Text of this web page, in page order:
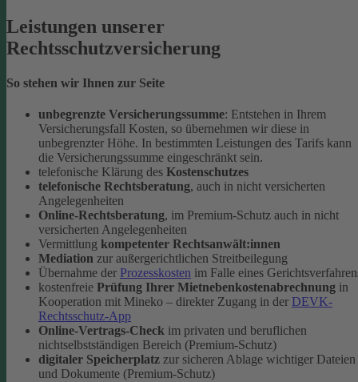
Leistungen unserer
Rechtsschutzversicherung
So stehen wir Ihnen zur Seite
unbegrenzte Versicherungssumme: Entstehen in Ihrem
Versicherungsfall Kosten, so übernehmen wir diese in
unbegrenzter Höhe. In bestimmten Leistungen des Tarifs kann
die Versicherungssumme eingeschränkt sein.
telefonische Klärung des Kostenschutzes
telefonische Rechtsberatung, auch in nicht versicherten
Angelegenheiten
Online-Rechtsberatung, im Premium-Schutz auch in nicht
versicherten Angelegenheiten
Vermittlung kompetenter Rechtsanwält:innen
Mediation zur außergerichtlichen Streitbeilegung
Übernahme der Prozesskosten im Falle eines
kostenfreie Prüfung Ihrer Mietnebenkostenabrechnung in
Kooperation mit Mineko – direkter Zugang in der DEVK-
Rechtsschutz-App
Online-Vertrags-Check im privaten und beruflichen
nichtselbstständigen Bereich (Premium-Schutz)
digitaler Speicherplatz zur sicheren Ablage wichtiger Dateien
und Dokumente (Premium-Schutz)